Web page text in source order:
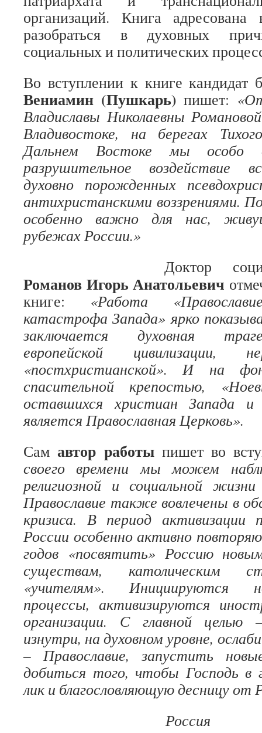
организаций. Книга адресована
разобраться в духовных
социальных и политических
Во вступлении к книге кандидат
Вениамин (Пушкарь) пишет:
Владиславы Николаевны
Владивостоке, на берегах
Дальнем Востоке мы особо
разрушительное воздействие
духовно порожденных
антихристанскими воззрениями.
особенно важно для нас,
рубежах России.»
Доктор
Романов Игорь Анатольевич
книге: «Работа
катастрофа Запада» ярко
заключается духовная
европейской цивилизации,
«постхристианской». И на
спасительной крепостью,
оставшихся христиан Запада и
является Православная Церковь».
Самавтор работыпишет во
своего времени мы можем
религиозной и социальной
Православие также вовлечены в
кризиса. В период активизации
России особенно активно
годов «посвятить» Россию
существам, католическим
«учителям». Инициируются
процессы, активизируются
организации. С главной целью
изнутри, на духовном уровне,
– Православие, запустить
добиться того, чтобы Господь в
лик и благословляющую десницу от
Россия